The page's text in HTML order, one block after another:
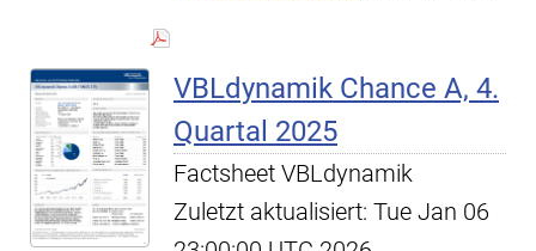
VBLdynamik Chance A, 4.
Quartal 2025
Factsheet VBLdynamik
Zuletzt aktualisiert: Tue Jan 06